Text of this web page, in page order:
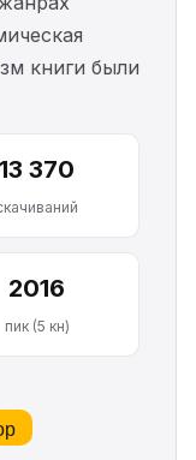
книги были
13 370
2016
пик (5 кн)